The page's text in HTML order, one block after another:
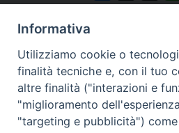
Informativa
Utilizziamo cookie o
finalità tecniche e, con il tuo
altre finalità ("interazioni e
"miglioramento
"targeting e pubblicità")